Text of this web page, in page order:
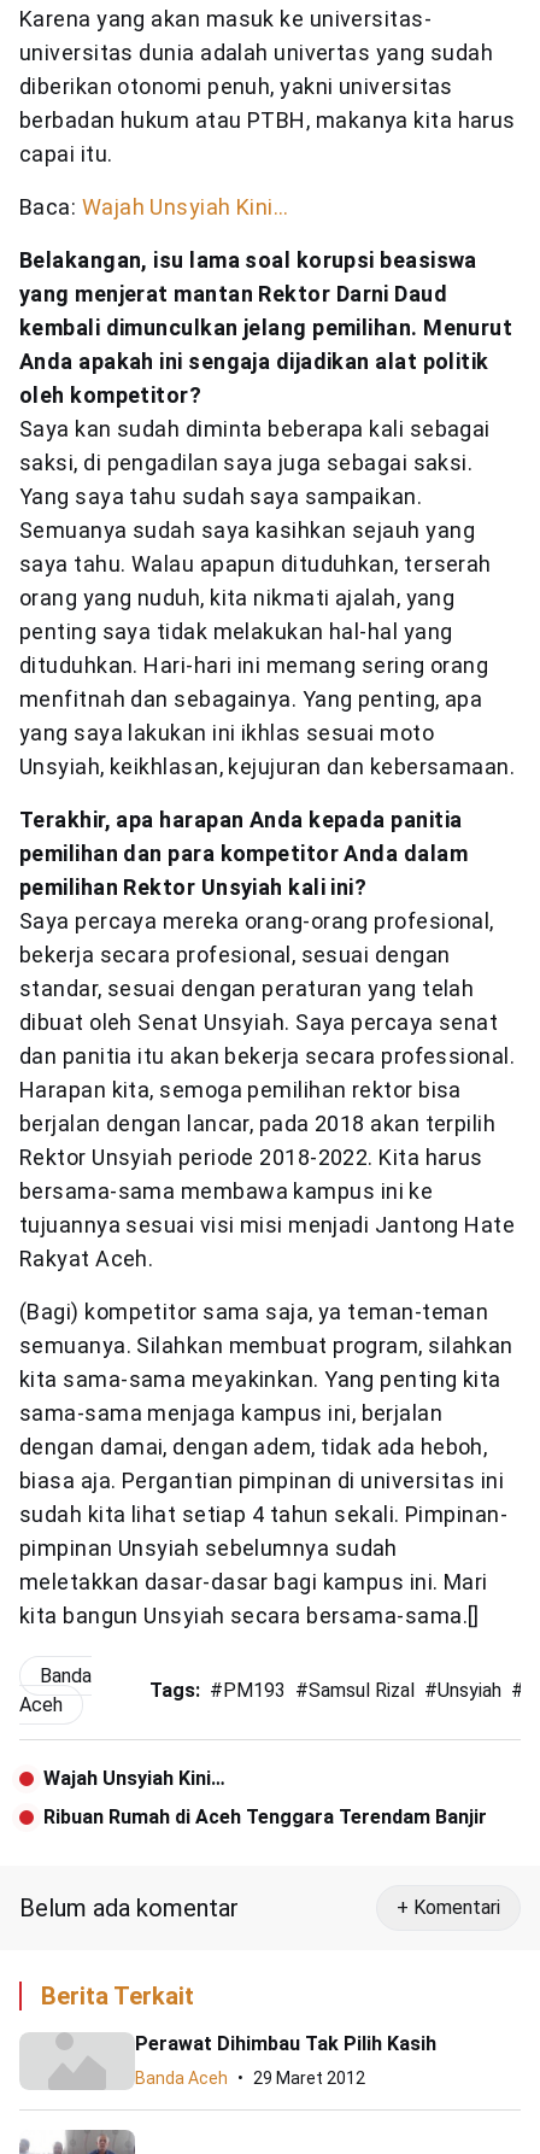
Karena yang akan masuk ke universitas-
universitas dunia adalah univertas yang sudah
diberikan otonomi penuh, yakni universitas
berbadan hukum atau PTBH, makanya kita harus
capai itu.
Baca: Wajah Unsyiah Kini…
Belakangan, isu lama soal korupsi beasiswa
yang menjerat mantan Rektor Darni Daud
kembali dimunculkan jelang pemilihan. Menurut
Anda apakah ini sengaja dijadikan alat politik
oleh kompetitor?
Saya kan sudah diminta beberapa kali sebagai
saksi, di pengadilan saya juga sebagai saksi.
Yang saya tahu sudah saya sampaikan.
Semuanya sudah saya kasihkan sejauh yang
saya tahu. Walau apapun dituduhkan, terserah
orang yang nuduh, kita nikmati ajalah, yang
penting saya tidak melakukan hal-hal yang
dituduhkan. Hari-hari ini memang sering orang
menfitnah dan sebagainya. Yang penting, apa
yang saya lakukan ini ikhlas sesuai moto
Unsyiah, keikhlasan, kejujuran dan kebersamaan.
Terakhir, apa harapan Anda kepada panitia
pemilihan dan para kompetitor Anda dalam
pemilihan Rektor Unsyiah kali ini?
Saya percaya mereka orang-orang profesional,
bekerja secara profesional, sesuai dengan
standar, sesuai dengan peraturan yang telah
dibuat oleh Senat Unsyiah. Saya percaya senat
dan panitia itu akan bekerja secara professional.
Harapan kita, semoga pemilihan rektor bisa
berjalan dengan lancar, pada 2018 akan terpilih
Rektor Unsyiah periode 2018-2022. Kita harus
bersama-sama membawa kampus ini ke
tujuannya sesuai visi misi menjadi Jantong Hate
Rakyat Aceh.
(Bagi) kompetitor sama saja, ya teman-teman
semuanya. Silahkan membuat program, silahkan
kita sama-sama meyakinkan. Yang penting kita
sama-sama menjaga kampus ini, berjalan
dengan damai, dengan adem, tidak ada heboh,
biasa aja. Pergantian pimpinan di universitas ini
sudah kita lihat setiap 4 tahun sekali. Pimpinan-
pimpinan Unsyiah sebelumnya sudah
meletakkan dasar-dasar bagi kampus ini. Mari
kita bangun Unsyiah secara bersama-sama.[]
Banda
Aceh
Tags: # PM193 #Samsul Rizal #Unsyiah #
Wajah Unsyiah Kini…
Ribuan Rumah di Aceh Tenggara Terendam Banjir
Belum ada komentar + Komentari
Berita Terkait
Perawat Dihimbau Tak Pilih Kasih
Banda Aceh 29 Maret 2012